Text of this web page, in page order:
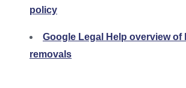
policy
Google Legal Help overview of
removals